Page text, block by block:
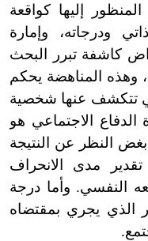
إليها كواقعة
ودرجاته، وإمارة
كاشفة تبرر البحث
وهذه المناهضة يحكم
تتكشف عنها شخصية
الاجتماعي هو
النظر عن النتيجة
مدى الانحراف
النفسي. وأما درجة
الذي يجري بمقتضاه